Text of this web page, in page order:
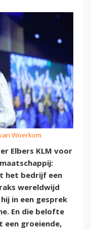
Woerkom
Elbers KLM voor
het bedrijf een
wereldwijd
in een gesprek
En die belofte
een groeiende,